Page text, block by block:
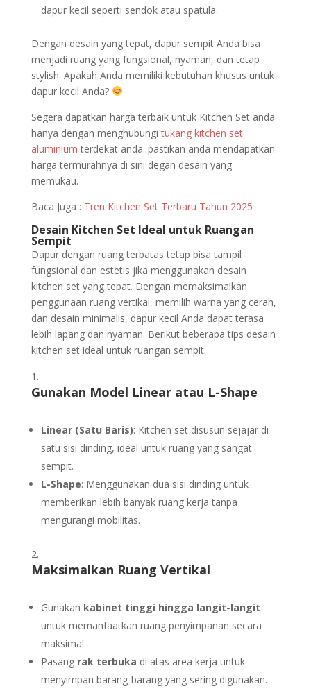
dapur kecil seperti sendok atau spatula.
Dengan desain yang tepat, dapur sempit Anda bisa
menjadi ruang yang fungsional, nyaman, dan tetap
stylish. Apakah Anda memiliki kebutuhan khusus untuk
dapur kecil Anda?
Segera dapatkan harga terbaik untuk Kitchen Set anda
hanya dengan menghubungitukang kitchen set
aluminium terdekat anda. pastikan anda mendapatkan
harga termurahnya di sini degan desain yang
memukau.
Baca Juga : Tren Kitchen Set Terbaru Tahun 2025
Desain Kitchen Set Ideal untuk Ruangan
Sempit
Dapur dengan ruang terbatas tetap bisa tampil
fungsional dan estetis jika menggunakan desain
kitchen set yang tepat. Dengan memaksimalkan
penggunaan ruang vertikal, memilih warna yang cerah,
dan desain minimalis, dapur kecil Anda dapat terasa
lebih lapang dan nyaman. Berikut beberapa tips desain
kitchen set ideal untuk ruangan sempit:
Gunakan Model Linear atau L-Shape
Linear (Satu Baris): Kitchen set disusun sejajar di
satu sisi dinding, ideal untuk ruang yang sangat
sempit.
L-Shape: Menggunakan dua sisi dinding untuk
memberikan lebih banyak ruang kerja tanpa
mengurangi mobilitas.
Maksimalkan Ruang Vertikal
Gunakan kabinet tinggi hingga langit-langit
untuk memanfaatkan ruang penyimpanan secara
maksimal.
Pasang rak terbuka di atas area kerja untuk
menyimpan barang-barang yang sering digunakan.